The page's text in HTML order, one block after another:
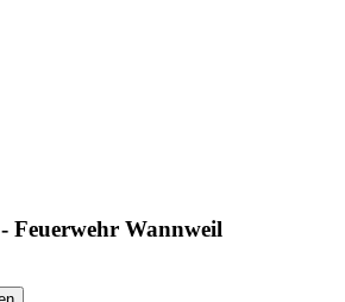
- Feuerwehr Wannweil